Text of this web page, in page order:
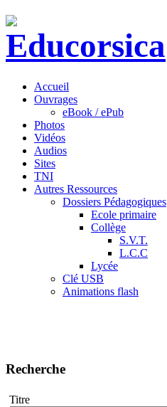
Accueil
Ouvrages
eBook / ePub
Photos
Vidéos
Audios
Sites
TNI
Autres Ressources
Dossiers Pédagogiques
Ecole primaire
Collège
S.V.T.
L.C.C
Lycée
Clé USB
Animations flash
Recherche
Titre